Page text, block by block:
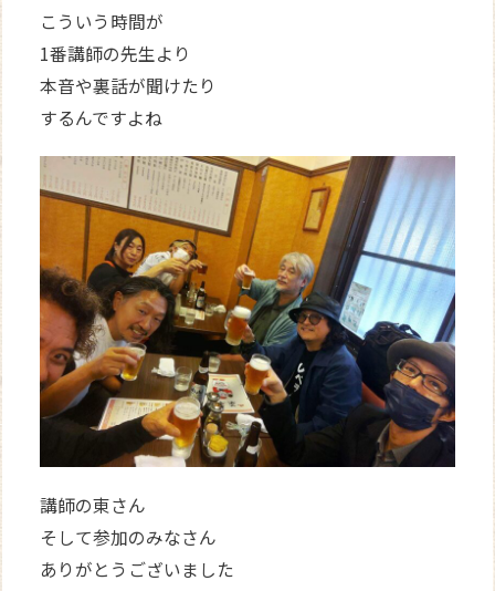
こういう時間が
1番講師の先生より
本音や裏話が聞けたり
するんですよね
講師の東さん
そして参加のみなさん
ありがとうございました